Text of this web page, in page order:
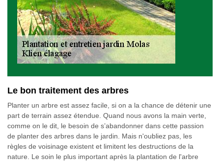
Le bon traitement des arbres
Planter un arbre est assez facile, si on a la chance de détenir une
part de terrain assez étendue. Quand nous avons la main verte,
comme on le dit, le besoin de s’abandonner dans cette passion
de planter des arbres dans le jardin. Mais n'oubliez pas, les
règles de voisinage existent et limitent les destructions de la
nature. Le soin le plus important après la plantation de l'arbre